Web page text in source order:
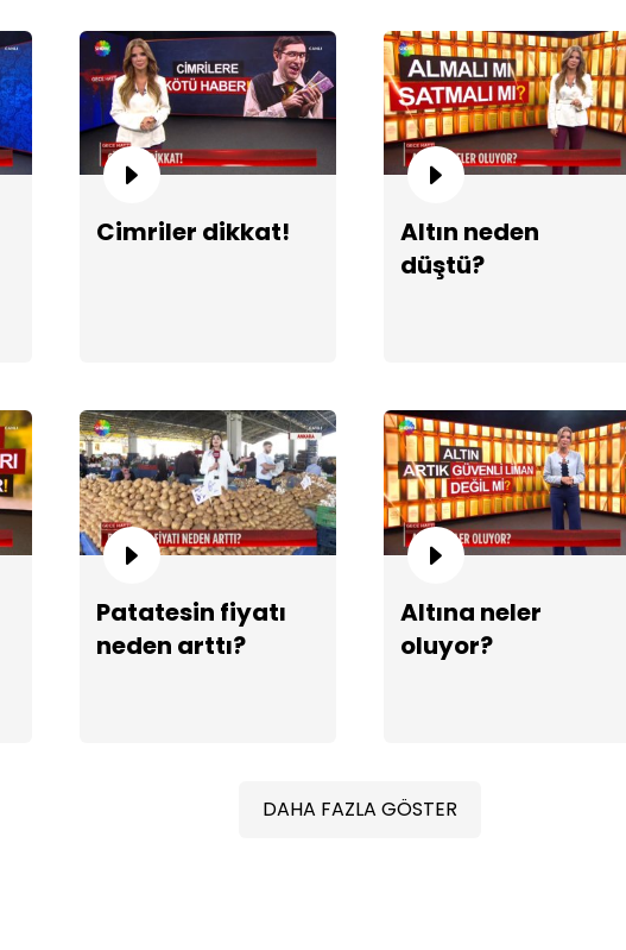
Cimriler dikkat!
Altın neden
düştü?
Patatesin fiyatı
neden arttı?
Altına neler
oluyor?
DAHA FAZLA GÖSTER